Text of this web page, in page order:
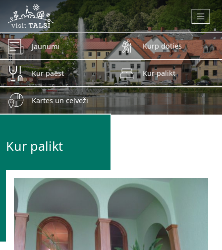
Skip to main content
Jaunumi Kurp doties
Kur paēst Kur palikt
Kartes un ceļveži
Kur palikt